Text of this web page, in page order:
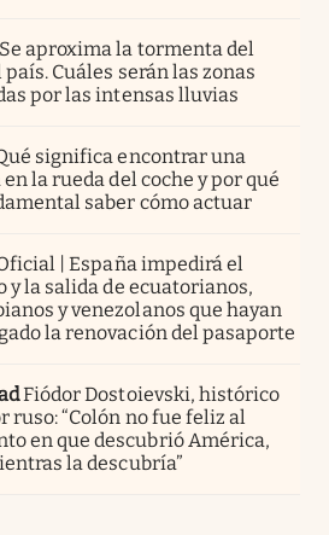
Se aproxima la tormenta del
país. Cuáles serán las zonas
por las intensas lluvias
significa encontrar una
la rueda del coche y por qué
saber cómo actuar
| España impedirá el
y la salida de ecuatorianos,
y venezolanos que hayan
la renovación del pasaporte
Fiódor Dostoievski, histórico
ruso: “Colón no fue feliz al
en que descubrió América,
la descubría”